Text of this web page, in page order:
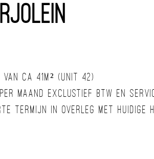
ca 41m² (unit 42)
maand exclustief btw en
termijn in overleg met huidige